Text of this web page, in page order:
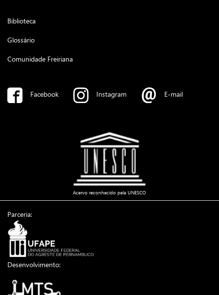
Biblioteca
Glossário
Comunidade Freiriana
Facebook Instagram E-mail
Acervo reconhecido pela UNESCO
Parceria:
Desenvolvimento: